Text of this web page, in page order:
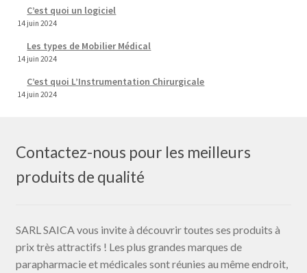
C’est quoi un logiciel
14 juin 2024
Les types de Mobilier Médical
14 juin 2024
C’est quoi L’Instrumentation Chirurgicale
14 juin 2024
Contactez-nous pour les meilleurs
produits de qualité
SARL SAICA vous invite à découvrir toutes ses produits à
prix très attractifs ! Les plus grandes marques de
parapharmacie et médicales sont réunies au même endroit,